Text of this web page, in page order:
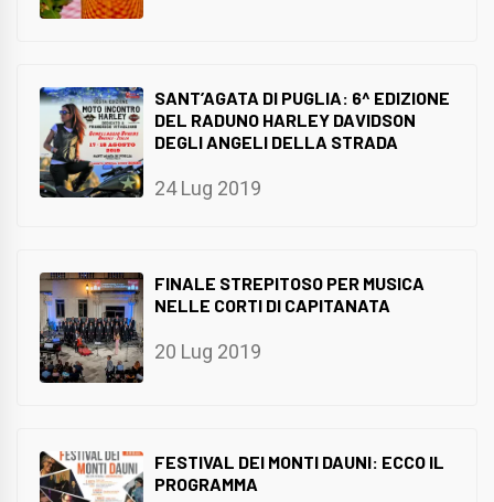
SANT’AGATA DI PUGLIA: 6^ EDIZIONE
DEL RADUNO HARLEY DAVIDSON
DEGLI ANGELI DELLA STRADA
24 Lug 2019
FINALE STREPITOSO PER MUSICA
NELLE CORTI DI CAPITANATA
20 Lug 2019
FESTIVAL DEI MONTI DAUNI: ECCO IL
PROGRAMMA